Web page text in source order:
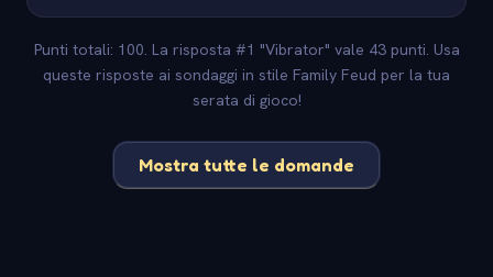
Punti totali: 100. La risposta #1 "Vibrator" vale 43 punti. Usa
queste risposte ai sondaggi in stile Family Feud per la tua
serata di gioco!
Mostra tutte le domande